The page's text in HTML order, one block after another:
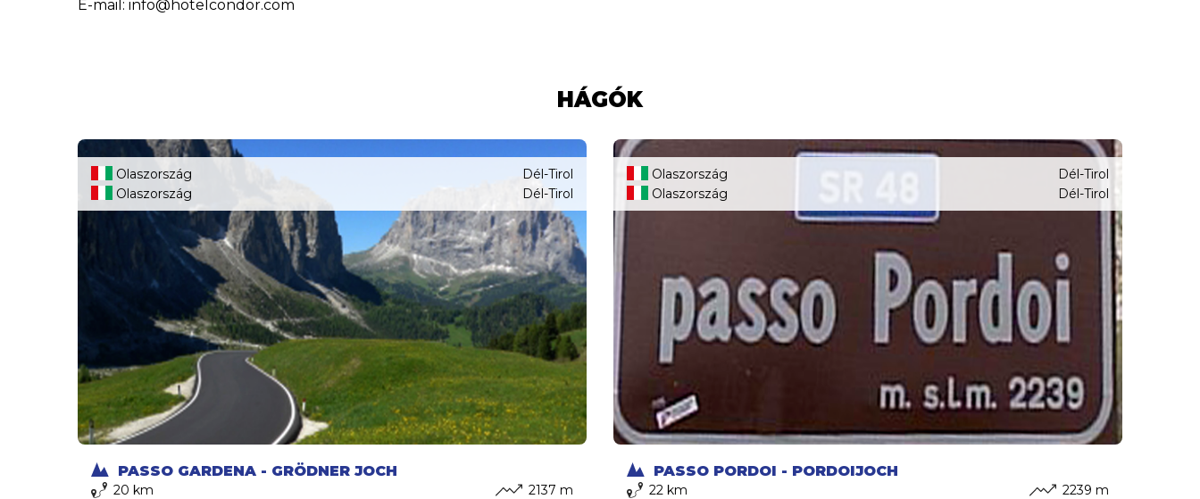
E-mail: info@hotelcondor.com
HÁGÓK
PASSO GARDENA - GRÖDNER JOCH
Olaszország
Olaszország
Dél-Tirol
Dél-Tirol
20 km
2137 m
PASSO PORDOI - PORDOIJOCH
Olaszország
Olaszország
Dél-Tirol
Dél-Tirol
22 km
2239 m